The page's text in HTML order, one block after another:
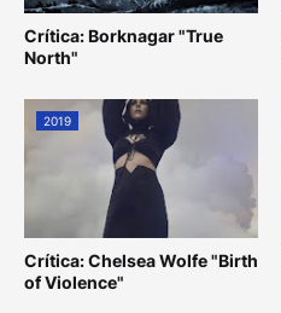
Crítica: Borknagar "True
North"
2019
Crítica: Chelsea Wolfe "Birth
of Violence"